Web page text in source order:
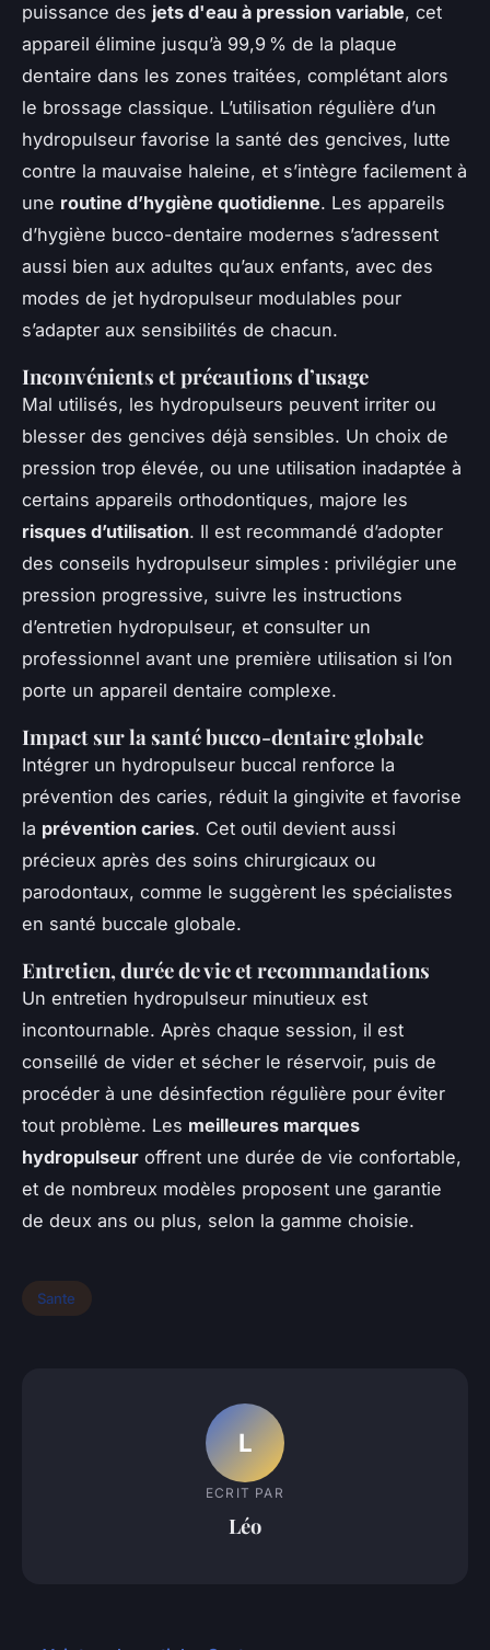
puissance des jets d'eau à pression variable, cet
appareil élimine jusqu’à 99,9 % de la plaque
dentaire dans les zones traitées, complétant alors
le brossage classique. L’utilisation régulière d’un
hydropulseur favorise la santé des gencives, lutte
contre la mauvaise haleine, et s’intègre facilement à
une routine d’hygiène quotidienne. Les appareils
d’hygiène bucco-dentaire modernes s’adressent
aussi bien aux adultes qu’aux enfants, avec des
modes de jet hydropulseur modulables pour
s’adapter aux sensibilités de chacun.
Inconvénients et précautions d’usage
Mal utilisés, les hydropulseurs peuvent irriter ou
blesser des gencives déjà sensibles. Un choix de
pression trop élevée, ou une utilisation inadaptée à
certains appareils orthodontiques, majore les
risques d’utilisation. Il est recommandé d’adopter
des conseils hydropulseur simples : privilégier une
pression progressive, suivre les instructions
d’entretien hydropulseur, et consulter un
professionnel avant une première utilisation si l’on
porte un appareil dentaire complexe.
Impact sur la santé bucco-dentaire globale
Intégrer un hydropulseur buccal renforce la
prévention des caries, réduit la gingivite et favorise
la prévention caries. Cet outil devient aussi
précieux après des soins chirurgicaux ou
parodontaux, comme le suggèrent les spécialistes
en santé buccale globale.
Entretien, durée de vie et recommandations
Un entretien hydropulseur minutieux est
incontournable. Après chaque session, il est
conseillé de vider et sécher le réservoir, puis de
procéder à une désinfection régulière pour éviter
tout problème. Les meilleures marques
hydropulseur offrent une durée de vie confortable,
et de nombreux modèles proposent une garantie
de deux ans ou plus, selon la gamme choisie.
Sante
L
ECRIT PAR
Léo